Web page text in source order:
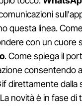
questa linea.
con un cuore
. Come spiega il
consentendo
direttamente dalla
novità è in fase